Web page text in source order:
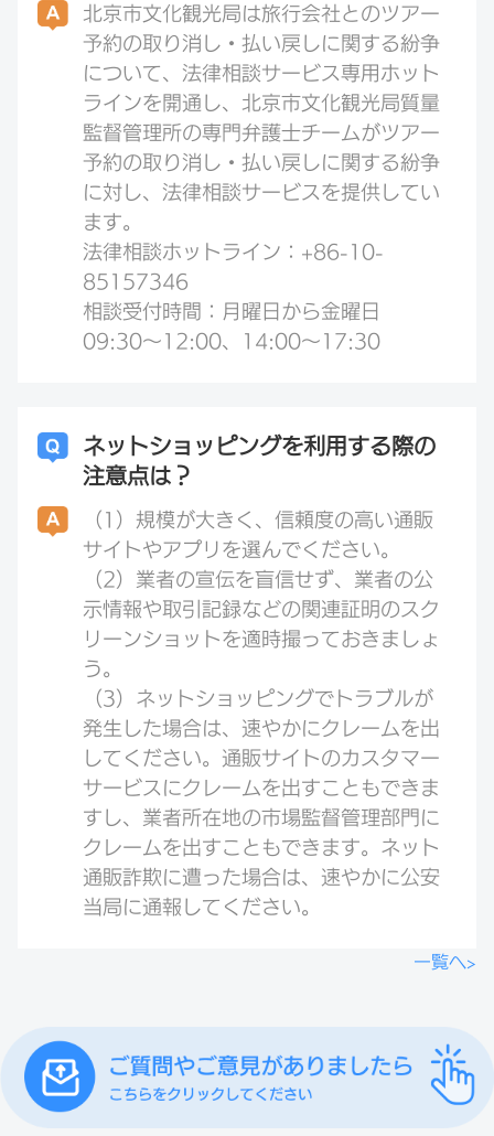
北京市文化観光局は旅行会社とのツアー
予約の取り消し・払い戻しに関する紛争
について、法律相談サービス専用ホット
ラインを開通し、北京市文化観光局質量
監督管理所の専門弁護士チームがツアー
予約の取り消し・払い戻しに関する紛争
に対し、法律相談サービスを提供してい
ます。
法律相談ホットライン：+86-10-
85157346
相談受付時間：月曜日から金曜日
09:30～12:00、14:00～17:30
ネットショッピングを利用する際の
注意点は？
（1）規模が大きく、信頼度の高い通販
サイトやアプリを選んでください。
（2）業者の宣伝を盲信せず、業者の公
示情報や取引記録などの関連証明のスク
リーンショットを適時撮っておきましょ
う。
（3）ネットショッピングでトラブルが
発生した場合は、速やかにクレームを出
してください。通販サイトのカスタマー
サービスにクレームを出すこともできま
すし、業者所在地の市場監督管理部門に
クレームを出すこともできます。ネット
通販詐欺に遭った場合は、速やかに公安
当局に通報してください。
一覧へ>